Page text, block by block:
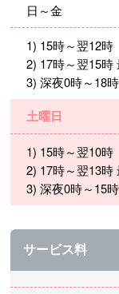
日～金
1) 15時～翌12
2) 17時～翌15時
3) 深夜0時～18
土曜日
1) 15時～翌10
2) 17時～翌13時
3) 深夜0時～15
サービス料